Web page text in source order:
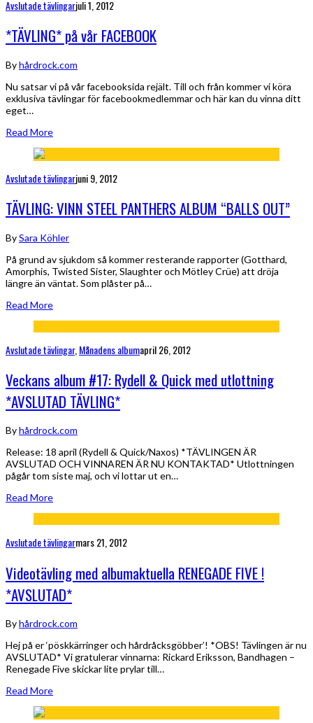
Avslutade tävlingarjuli 1, 2012
*TÄVLING* på vår FACEBOOK
Byhårdrock.com
Nu satsar vi på vår facebooksida rejält. Till och från kommer vi köra
exklusiva tävlingar för facebookmedlemmar och här kan du vinna ditt
eget…
Read More
Avslutade tävlingarjuni 9, 2012
TÄVLING: VINN STEEL PANTHERS ALBUM “BALLS OUT”
BySara Köhler
På grund av sjukdom så kommer resterande rapporter (Gotthard,
Amorphis, Twisted Sister, Slaughter och Mötley Crüe) att dröja
längre än väntat. Som plåster på…
Read More
Avslutade tävlingar, Månadens albumapril 26, 2012
Veckans album #17: Rydell & Quick med utlottning
*AVSLUTAD TÄVLING*
Byhårdrock.com
Release: 18 april (Rydell & Quick/Naxos) *TÄVLINGEN ÄR
AVSLUTAD OCH VINNAREN ÄR NU KONTAKTAD* Utlottningen
pågår tom siste maj, och vi lottar ut en…
Read More
Avslutade tävlingarmars 21, 2012
Videotävling med albumaktuella RENEGADE FIVE !
*AVSLUTAD*
Byhårdrock.com
Hej på er ‘pöskkärringer och hårdråcksgöbber’! *OBS! Tävlingen är nu
AVSLUTAD* Vi gratulerar vinnarna: Rickard Eriksson, Bandhagen –
Renegade Five skickar lite prylar till…
Read More